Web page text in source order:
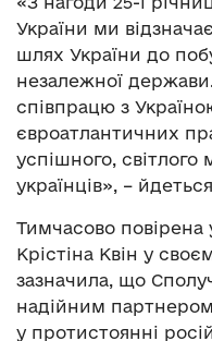
України ми
шлях України до
незалежної
співпрацю з
євроатлантичних
успішного, світлого
українців», –
Тимчасово повірена
Крістіна Квін у
зазначила, що
надійним партнером
у протистоянні